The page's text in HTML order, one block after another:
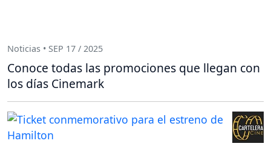
Noticias • SEP 17 / 2025
Conoce todas las promociones que llegan con
los días Cinemark